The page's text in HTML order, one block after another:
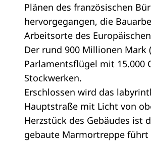
Plänen des französischen
hervorgegangen, die
Arbeitsorte des
Der rund 900 Millionen Mark
Parlamentsflügel mit 15.000
Stockwerken.
Erschlossen wird das
Hauptstraße mit Licht von
Herzstück des Gebäudes ist
gebaute Marmortreppe führt